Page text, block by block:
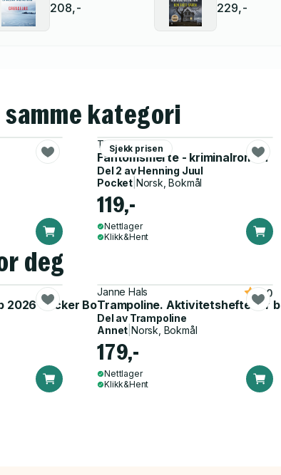
208,-
229,-
kategori
Sjekk prisen
Thomas Enger
Fantomsmerte - kriminalroman
Del 2 avHenning Juul
Pocket| Norsk, Bokmål
119,-
Nettlager
Klikk&Hent
deg
2026 Sticker Booster
Janne Hals
Trampoline. Aktivitetshefte for
5.0
Del av Trampoline
Annet Norsk, Bokmål
179,-
Nettlager
Klikk&Hent